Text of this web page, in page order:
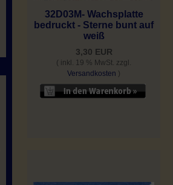
32D03M- Wachsplatte
bedruckt - Sterne bunt auf
weiß
3,30 EUR
( inkl. 19 % MwSt. zzgl.
Versandkosten )